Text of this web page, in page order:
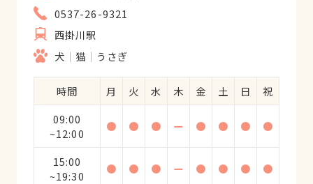
0537-26-9321
西掛川駅
犬
猫 うさぎ
時間 月 火 水 木 金 土 日
祝
09:00
~12:00
● ● ● ー ● ● ● ●
15:00
~19:30
● ● ● ー ● ● ●
●